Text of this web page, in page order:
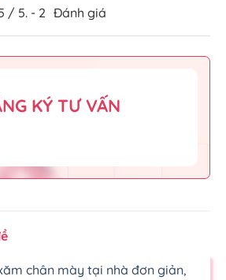
Đánh giá
/ 5. - 2
KÝ TƯ VẤN
chân mày tại nhà đơn giản,